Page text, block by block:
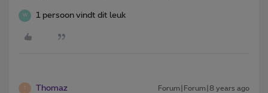
W 1 persoon vindt dit leuk
Thomaz Forum|Forum|8 years ago